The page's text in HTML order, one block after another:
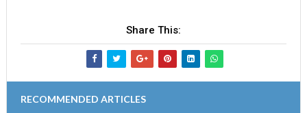
Share This:
RECOMMENDED ARTICLES